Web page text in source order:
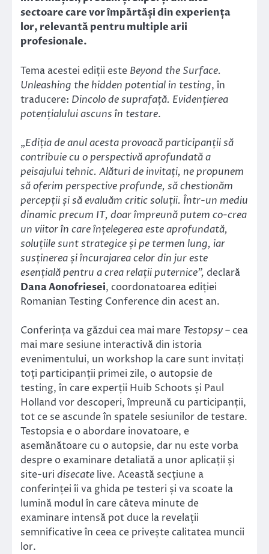
sectoare care vor împărtăși din experiența
lor, relevantă pentru multiple arii
profesionale.
Tema acestei ediții este Beyond the Surface.
Unleashing the hidden potential in testing, în
traducere: Dincolo de suprafață. Evidențierea
potențialului ascuns în testare.
„Ediția de anul acesta provoacă participanții să
contribuie cu o perspectivă aprofundată a
peisajului tehnic. Alături de invitați, ne propunem
să oferim perspective profunde, să chestionăm
percepții și să evaluăm critic soluții. Într-un mediu
dinamic precum IT, doar împreună putem co-crea
un viitor în care înțelegerea este aprofundată,
soluțiile sunt strategice și pe termen lung, iar
susținerea și încurajarea celor din jur este
esențială pentru a crea relații puternice”, declară
Dana Aonofriesei, coordonatoarea ediției
Romanian Testing Conference din acest an.
Conferința va găzdui cea mai mare Testopsy– cea
mai mare sesiune interactivă din istoria
evenimentului, un workshop la care sunt invitați
toți participanții primei zile, o autopsie de
testing, în care experții Huib Schoots și Paul
Holland vor descoperi, împreună cu participanții,
tot ce se ascunde în spatele sesiunilor de testare.
Testopsia e o abordare inovatoare, e
asemănătoare cu o autopsie, dar nu este vorba
despre o examinare detaliată a unor aplicații și
site-uri disecate live. Această secțiune a
conferinței îi va ghida pe testeri și va scoate la
lumină modul în care câteva minute de
examinare intensă pot duce la revelații
semnificative în ceea ce privește calitatea muncii
lor.